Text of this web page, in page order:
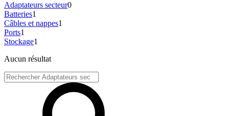
Adaptateurs secteur0
Batteries1
Câbles et nappes1
Ports1
Stockage1
Aucun résultat